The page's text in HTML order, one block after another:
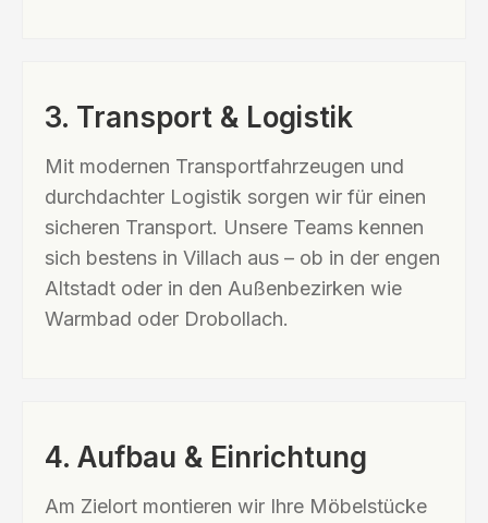
3. Transport & Logistik
Mit modernen Transportfahrzeugen und
durchdachter Logistik sorgen wir für einen
sicheren Transport. Unsere Teams kennen
sich bestens in Villach aus – ob in der engen
Altstadt oder in den Außenbezirken wie
Warmbad oder Drobollach.
4. Aufbau & Einrichtung
Am Zielort montieren wir Ihre Möbelstücke